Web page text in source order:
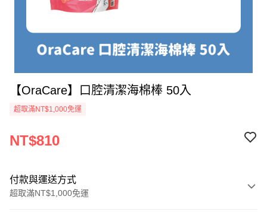
【OraCare】口腔清潔海棉棒 50入
超取滿NT$1,000免運
NT$810
付款與運送方式
超取滿NT$1,000免運